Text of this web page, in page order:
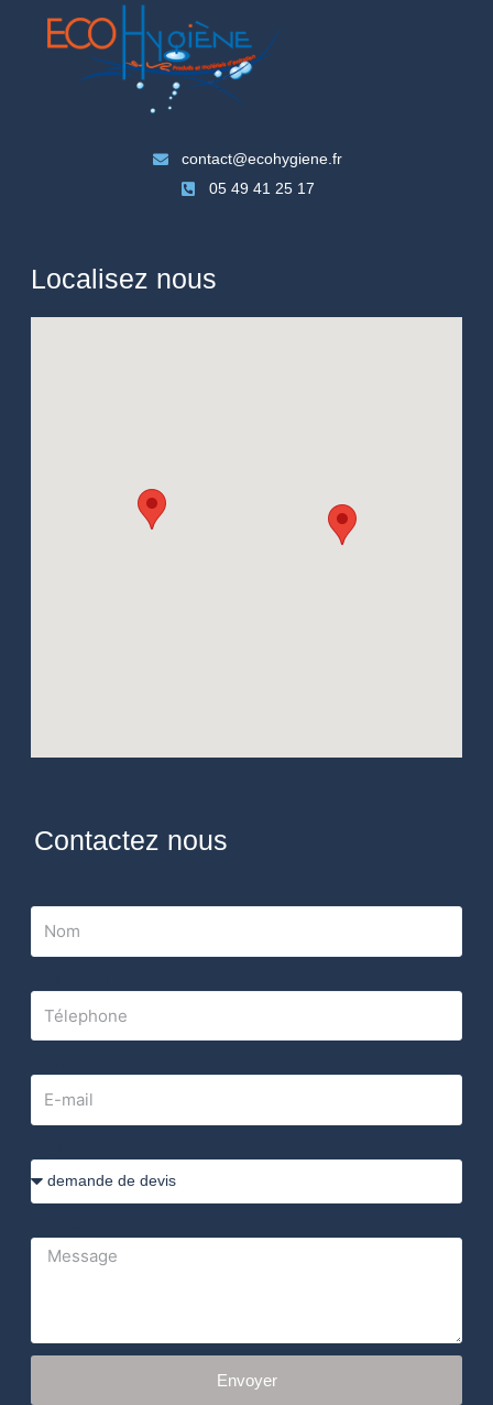
contact@ecohygiene.fr
05 49 41 25 17
Localisez nous
Contactez nous
Envoyer